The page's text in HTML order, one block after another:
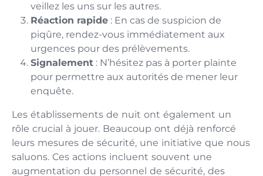
veillez les uns sur les autres.
Réaction rapide : En cas de suspicion de
piqûre, rendez-vous immédiatement aux
urgences pour des prélèvements.
Signalement : N’hésitez pas à porter plainte
pour permettre aux autorités de mener leur
enquête.
Les établissements de nuit ont également un
rôle crucial à jouer. Beaucoup ont déjà renforcé
leurs mesures de sécurité, une initiative que nous
saluons. Ces actions incluent souvent une
augmentation du personnel de sécurité, des